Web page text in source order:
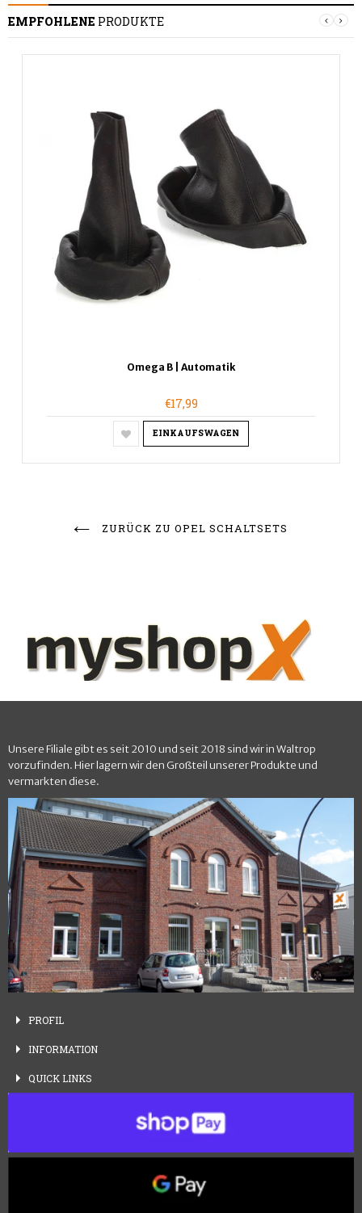
EMPFOHLENE PRODUKTE
Omega B | Automatik
€17,99
EINKAUFSWAGEN
ZURÜCK ZU OPEL SCHALTSETS
Unsere Filiale gibt es seit 2010 und seit 2018 sind wir in Waltrop
vorzufinden. Hier lagern wir den Großteil unserer Produkte und
vermarkten diese.
PROFIL
INFORMATION
QUICK LINKS